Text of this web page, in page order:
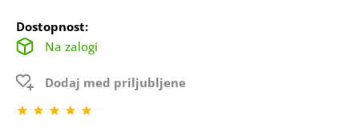
Dostopnost:
Na zalogi
Dodaj med priljubljene